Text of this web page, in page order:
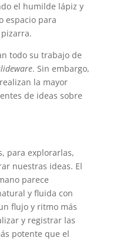
el humilde lápiz y
espacio para
todo su trabajo de
. Sin embargo,
la mayor
de ideas sobre
para explorarlas,
nuestras ideas. El
parece
y fluida con
flujo y ritmo más
y registrar las
potente que el